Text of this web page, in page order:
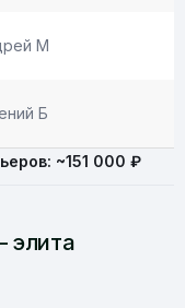
М
Б
~151 000 ₽
элита